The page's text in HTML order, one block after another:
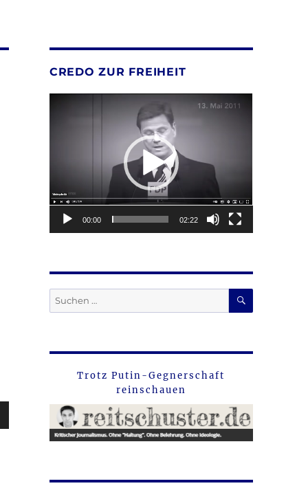
CREDO ZUR FREIHEIT
00:00 02:22
Suche
nach:
SUCHEN
Trotz Putin-Gegnerschaft
reinschauen